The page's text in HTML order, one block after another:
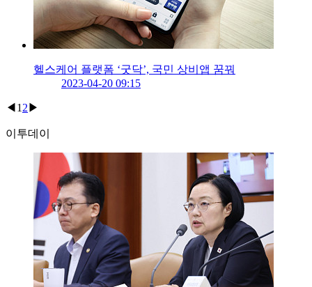
헬스케어 플랫폼 ‘굿닥’, 국민 상비앱 꿈꿔
2023-04-20 09:15
◀ 1 2 ▶
이투데이